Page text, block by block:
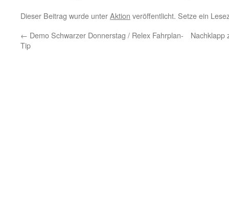
Dieser Beitrag wurde unterAktion veröffentlicht. Setze ein
← Demo Schwarzer Donnerstag / Relex Fahrplan-
Tip
Nachklapp